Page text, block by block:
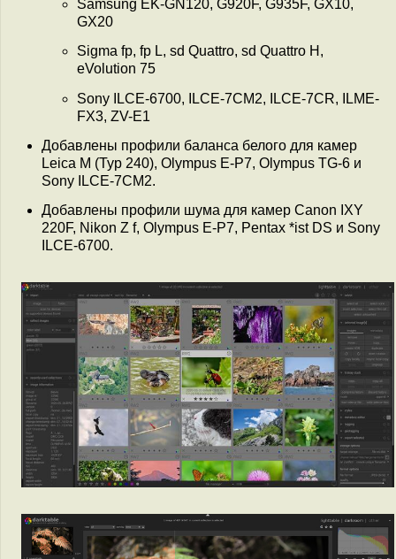
Samsung EK-GN120, G920F, G935F, GX10,
GX20
Sigma fp, fp L, sd Quattro, sd Quattro H,
eVolution 75
Sony ILCE-6700, ILCE-7CM2, ILCE-7CR, ILME-
FX3, ZV-E1
Добавлены профили баланса белого для камер
Leica M (Typ 240), Olympus E-P7, Olympus TG-6 и
Sony ILCE-7CM2.
Добавлены профили шума для камер Canon IXY
220F, Nikon Z f, Olympus E-P7, Pentax *ist DS и Sony
ILCE-6700.